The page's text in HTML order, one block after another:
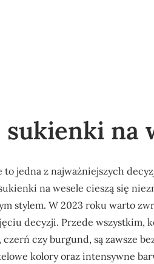
sukienki na
to jedna z najważniejszych
na wesele cieszą się
stylem. W 2023 roku warto
decyzji. Przede wszystkim,
czy burgund, są zawsze
kolory oraz intensywne